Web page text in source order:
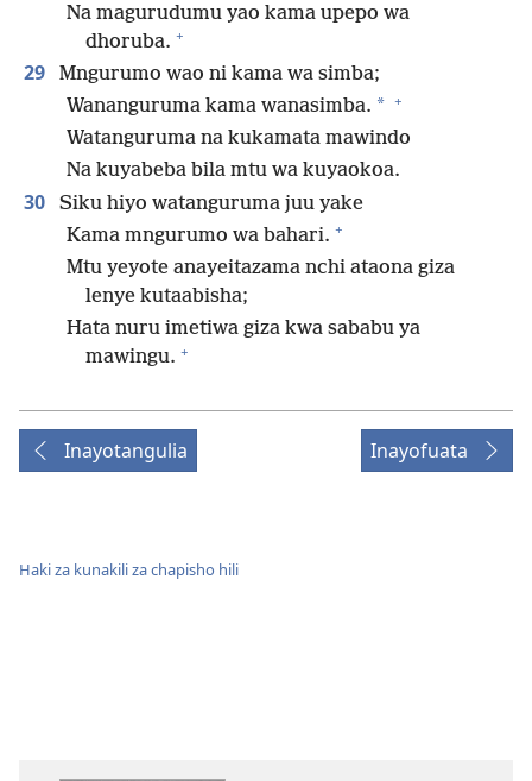
Na magurudumu yao kama upepo wa
dhoruba. +
29
Mngurumo wao ni kama wa simba;
Wananguruma kama wanasimba. * +
Watanguruma na kukamata mawindo
Na kuyabeba bila mtu wa kuyaokoa.
30
Siku hiyo watanguruma juu yake
Kama mngurumo wa bahari. +
Mtu yeyote anayeitazama nchi ataona giza
lenye kutaabisha;
Hata nuru imetiwa giza kwa sababu ya
mawingu. +
Inayotangulia Inayofuata
Haki za kunakili za chapisho hili